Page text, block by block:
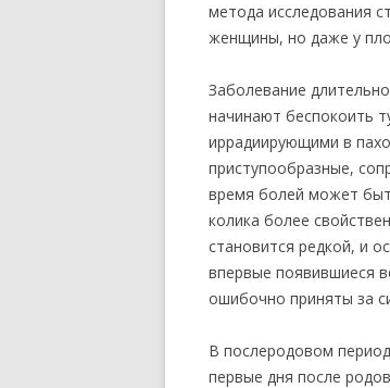
метода исследования
женщины, но даже у
Заболевание
начинают беспокоить
иррадиирующими в
приступообразные,
время болей может
колика более
становится редкой, и
впервые появившиеся
ошибочно приняты за
В послеродовом
первые дня после